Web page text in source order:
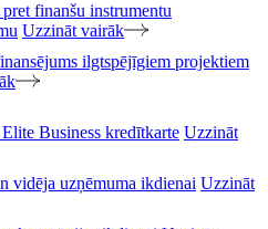
finanšu instrumentu
Uzzināt vairāk
ilgtspējīgiem projektiem
Business kredītkarte Uzzināt
vidēja uzņēmuma ikdienai Uzzināt